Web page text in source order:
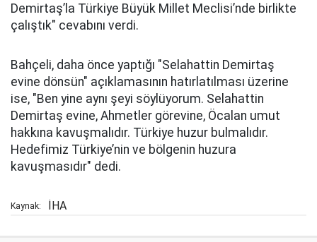
Demirtaş’la Türkiye Büyük Millet Meclisi’nde birlikte
çalıştık" cevabını verdi.
Bahçeli, daha önce yaptığı "Selahattin Demirtaş
evine dönsün" açıklamasının hatırlatılması üzerine
ise, "Ben yine aynı şeyi söylüyorum. Selahattin
Demirtaş evine, Ahmetler görevine, Öcalan umut
hakkına kavuşmalıdır. Türkiye huzur bulmalıdır.
Hedefimiz Türkiye’nin ve bölgenin huzura
kavuşmasıdır" dedi.
Kaynak: İHA